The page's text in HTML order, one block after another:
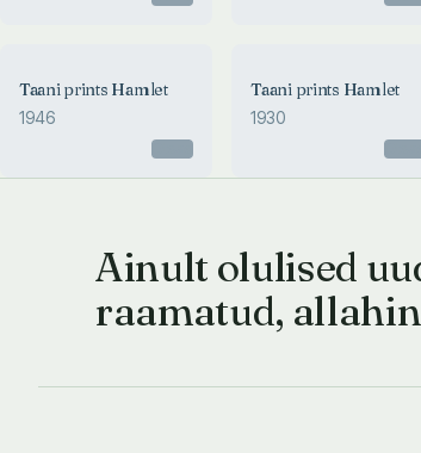
Taani prints Hamlet
1946
Taani prints Hamlet
1930
Ainult olulised
raamatud,